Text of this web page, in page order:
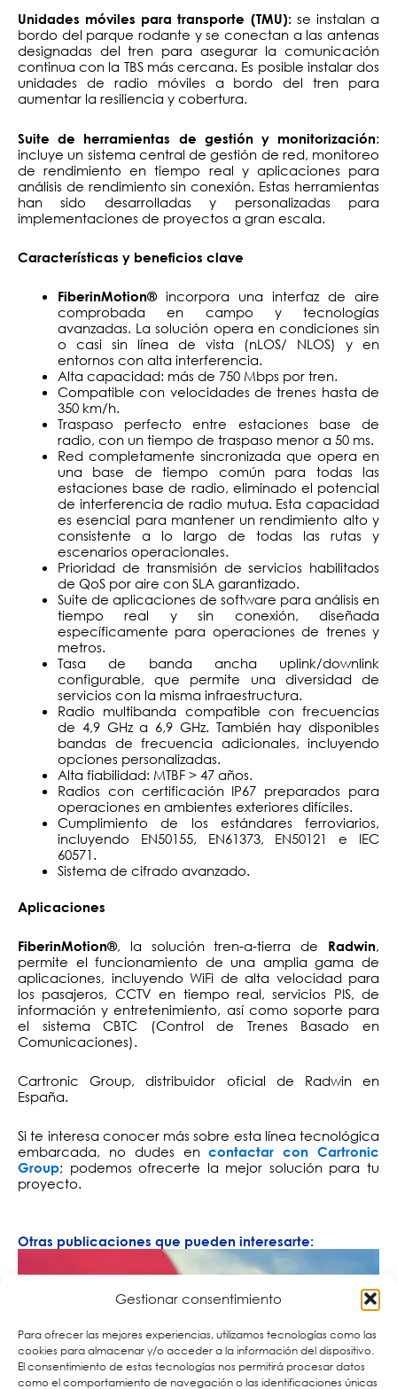
Gestionar consentimiento
Para ofrecer las mejores experiencias, utilizamos tecnologías como las
cookies para almacenar y/o acceder a la información del dispositivo.
El consentimiento de estas tecnologías nos permitirá procesar datos
como el comportamiento de navegación o las identificaciones únicas
Unidades móviles para transporte (TMU):se instalan a
bordo del parque rodante y se conectan a las antenas
designadas del tren para asegurar la comunicación
continua con la TBS más cercana. Es posible instalar dos
unidades de radio móviles a bordo del tren para
aumentar la resiliencia y cobertura.
Suite de herramientas de gestión y monitorización:
incluye un sistema central de gestión de red, monitoreo
de rendimiento en tiempo real y aplicaciones para
análisis de rendimiento sin conexión. Estas herramientas
han sido desarrolladas y personalizadas para
implementaciones de proyectos a gran escala.
Características y beneficios clave
FiberinMotion®incorpora una interfaz de aire
comprobada en campo y tecnologías
avanzadas. La solución opera en condiciones sin
o casi sin línea de vista (nLOS/ NLOS) y en
entornos con alta interferencia.
Alta capacidad: más de 750 Mbps por tren.
Compatible con velocidades de trenes hasta de
350 km/h.
Traspaso perfecto entre estaciones base de
radio, con un tiempo de traspaso menor a 50 ms.
Red completamente sincronizada que opera en
una base de tiempo común para todas las
estaciones base de radio, eliminado el potencial
de interferencia de radio mutua. Esta capacidad
es esencial para mantener un rendimiento alto y
consistente a lo largo de todas las rutas y
escenarios operacionales.
Prioridad de transmisión de servicios habilitados
de QoS por aire con SLA garantizado.
Suite de aplicaciones de software para análisis en
tiempo real y sin conexión, diseñada
específicamente para operaciones de trenes y
metros.
Tasa de banda ancha uplink/downlink
configurable, que permite una diversidad de
servicios con la misma infraestructura.
Radio multibanda compatible con frecuencias
de 4,9 GHz a 6,9 GHz. También hay disponibles
bandas de frecuencia adicionales, incluyendo
opciones personalizadas.
Alta fiabilidad: MTBF > 47 años.
Radios con certificación IP67 preparados para
operaciones en ambientes exteriores difíciles.
Cumplimiento de los estándares ferroviarios,
incluyendo EN50155, EN61373, EN50121 e IEC
60571.
Sistema de cifrado avanzado.
Aplicaciones
FiberinMotion®, la solución tren-a-tierra de Radwin,
permite el funcionamiento de una amplia gama de
aplicaciones, incluyendo WiFi de alta velocidad para
los pasajeros, CCTV en tiempo real, servicios PIS, de
información y entretenimiento, así como soporte para
el sistema CBTC (Control de Trenes Basado en
Comunicaciones).
Cartronic Group, distribuidor oficial de Radwin en
España.
Si te interesa conocer más sobre esta línea tecnológica
embarcada, no dudes encontactar con Cartronic
Group; podemos ofrecerte la mejor solución para tu
proyecto.
Otras publicaciones que pueden interesarte: